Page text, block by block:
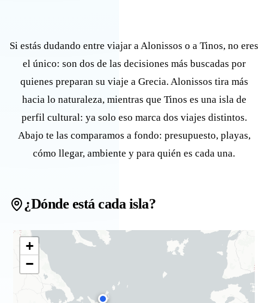
Si estás dudando entre viajar a Alonissos o a Tinos, no eres
el único: son dos de las decisiones más buscadas por
quienes preparan su viaje a Grecia. Alonissos tira más
hacia lo naturaleza, mientras que Tinos es una isla de
perfil cultural: ya solo eso marca dos viajes distintos.
Abajo te las comparamos a fondo: presupuesto, playas,
cómo llegar, ambiente y para quién es cada una.
¿Dónde está cada isla?
+
−